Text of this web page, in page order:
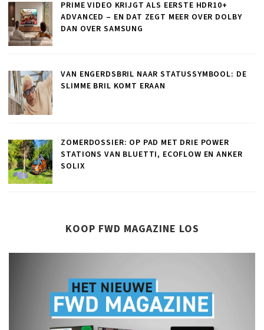
PRIME VIDEO KRIJGT ALS EERSTE HDR10+
ADVANCED – EN DAT ZEGT MEER OVER DOLBY
DAN OVER SAMSUNG
VAN ENGERDSBRIL NAAR STATUSSYMBOOL: DE
SLIMME BRIL KOMT ERAAN
ZOMERDOSSIER: OP PAD MET DRIE POWER
STATIONS VAN BLUETTI, ECOFLOW EN ANKER
SOLIX
KOOP FWD MAGAZINE LOS